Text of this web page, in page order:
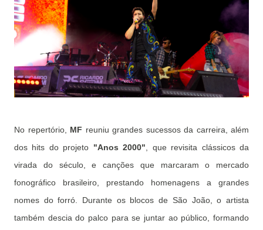
No repertório, MF reuniu grandes sucessos da carreira, além
dos hits do projeto "Anos 2000" , que revisita clássicos da
virada do século, e canções que marcaram o mercado
fonográfico brasileiro, prestando homenagens a grandes
nomes do forró. Durante os blocos de São João, o artista
também descia do palco para se juntar ao público, formando